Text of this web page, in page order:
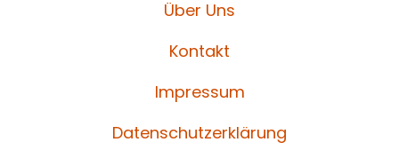
Über Uns
Kontakt
Impressum
Datenschutzerklärung